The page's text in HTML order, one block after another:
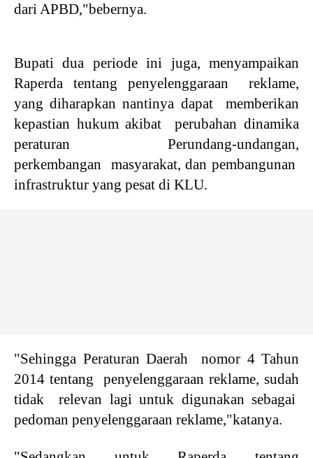
dari APBD,"bebernya.
Bupati dua periode ini juga, menyampaikan
Raperda tentang penyelenggaraan reklame,
yang diharapkan nantinya dapat memberikan
kepastian hukum akibat perubahan dinamika
peraturan Perundang-undangan,
perkembangan masyarakat, dan pembangunan
infrastruktur yang pesat di KLU.
"Sehingga Peraturan Daerah nomor 4 Tahun
2014 tentang penyelenggaraan reklame, sudah
tidak relevan lagi untuk digunakan sebagai
pedoman penyelenggaraan reklame,"katanya.